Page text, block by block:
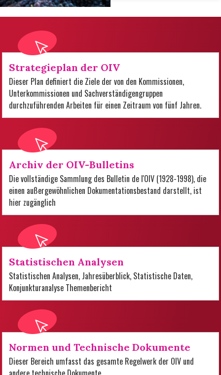
Strategieplan der OIV
Dieser Plan definiert die Ziele der von den Kommissionen,
Unterkommissionen und Sachverständigengruppen
durchzuführenden Arbeiten für einen Zeitraum von fünf Jahren.
Archiv der OIV-Bulletins
Die vollständige Sammlung des Bulletin de l'OIV (1928-1998), die
einen außergewöhnlichen Dokumentationsbestand darstellt, ist
hier zugänglich
Statistischen Analysen
Statistischen Analysen, Jahresüberblick, Statistische Daten,
Konjunkturanalyse Themenbericht
Normen und Technische Dokumente
Dieser Bereich umfasst das gesamte Regelwerk der OIV und